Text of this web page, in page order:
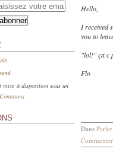
à disposition sous un
Hello,
I received
you to
"lol!" ça c
Flo
Dans Parler